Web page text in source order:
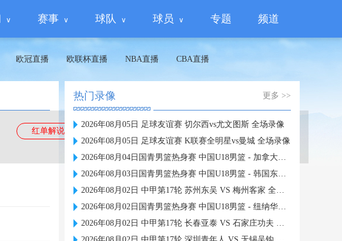
赛事 球队 球员 专题 频道
欧冠直播 欧联杯直播 NBA直播 CBA直播
红单解说 蜘蛛直播
热门录像 更多 >>
2026年08月05日 足球友谊赛 切尔西vs尤文图斯 全场录像
2026年08月05日 足球友谊赛 K联赛全明星vs曼城 全场录像
2026年08月04日国青男篮热身赛 中国U18男篮 - 加拿大大卫·安篮球学院 全场录像
2026年08月03日国青男篮热身赛 中国U18男篮 - 韩国东国大学 全场录像
2026年08月02日 中甲第17轮 苏州东吴 VS 梅州客家 全场录像
2026年08月02日国青男篮热身赛 中国U18男篮 - 纽纳华丁闪电队 全场录像
2026年08月02日 中甲第17轮 长春亚泰 VS 石家庄功夫 全场录像